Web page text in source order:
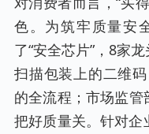
色。为筑牢质量安
了“安全芯片”，8家
扫描包装上的二维
的全流程；市场监管
把好质量关。针对企